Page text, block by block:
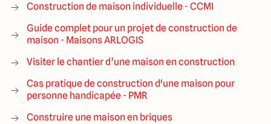
Construction de maison individuelle - CCMI
Guide complet pour un projet de construction de
maison - Maisons ARLOGIS
Visiter le chantier d’une maison en construction
Cas pratique de construction d'une maison pour
personne handicapée - PMR
Construire une maison en briques